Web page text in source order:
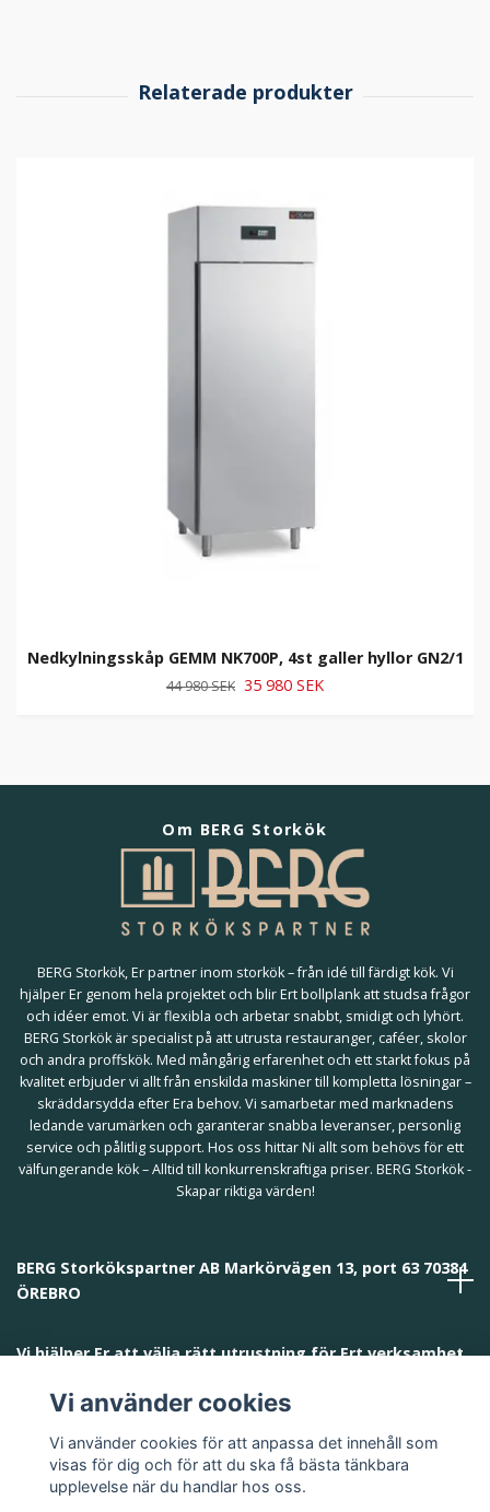
Nedkylningsskåp GEMM NK700P, 4st galler hyllor GN2/1
44 980 SEK 35 980 SEK
Om BERG Storkök
BERG Storkök, Er partner inom storkök – från idé till färdigt kök. Vi
hjälper Er genom hela projektet och blir Ert bollplank att studsa frågor
och idéer emot. Vi är flexibla och arbetar snabbt, smidigt och lyhört.
BERG Storkök är specialist på att utrusta restauranger, caféer, skolor
och andra proffskök. Med mångårig erfarenhet och ett starkt fokus på
kvalitet erbjuder vi allt från enskilda maskiner till kompletta lösningar –
skräddarsydda efter Era behov. Vi samarbetar med marknadens
ledande varumärken och garanterar snabba leveranser, personlig
service och pålitlig support. Hos oss hittar Ni allt som behövs för ett
välfungerande kök – Alltid till konkurrenskraftiga priser. BERG Storkök -
Skapar riktiga värden!
BERG Storkökspartner AB Markörvägen 13, port 63 70384
ÖREBRO
Vi hjälper Er att välja rätt utrustning för Ert verksamhet
Vi använder cookies
Vi använder cookies för att anpassa det innehåll som
visas för dig och för att du ska få bästa tänkbara
upplevelse när du handlar hos oss.